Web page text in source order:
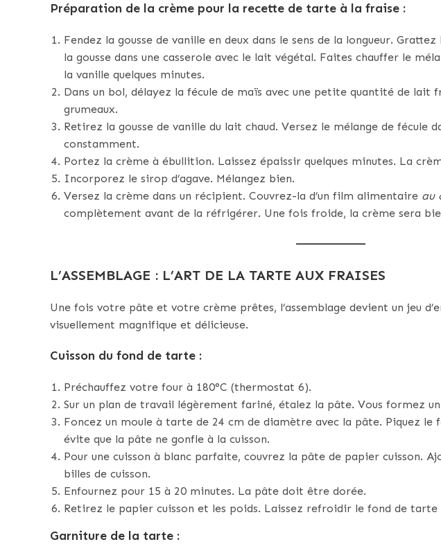
Préparation de la crème pour la recette de tarte à la fraise :
Fendez la gousse de vanille en deux dans le sens de la longueur.
la gousse dans une casserole avec le lait végétal. Faites chauffer le
la vanille quelques minutes.
Dans un bol, délayez la fécule de maïs avec une petite quantité de lait
grumeaux.
Retirez la gousse de vanille du lait chaud. Versez le mélange de fécule
constamment.
Portez la crème à ébullition. Laissez épaissir quelques minutes. La
Incorporez le sirop d’agave. Mélangez bien.
Versez la crème dans un récipient. Couvrez-la d’un film alimentaire au
complètement avant de la réfrigérer. Une fois froide, la crème sera
L’ASSEMBLAGE : L’ART DE LA TARTE AUX FRAISES
Une fois votre pâte et votre crème prêtes, l’assemblage devient un jeu
visuellement magnifique et délicieuse.
Cuisson du fond de tarte :
Préchauffez votre four à 180°C (thermostat 6).
Sur un plan de travail légèrement fariné, étalez la pâte. Vous formez un
Foncez un moule à tarte de 24 cm de diamètre avec la pâte. Piquez le
évite que la pâte ne gonfle à la cuisson.
Pour une cuisson à blanc parfaite, couvrez la pâte de papier cuisson.
billes de cuisson.
Enfournez pour 15 à 20 minutes. La pâte doit être dorée.
Retirez le papier cuisson et les poids. Laissez refroidir le fond de tarte
Garniture de la tarte :